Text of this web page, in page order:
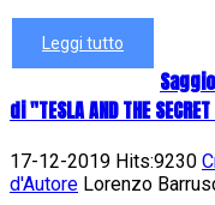
Leggi tutto
di "TESLA AND THE SECRET
17-12-2019 Hits:9230
d'Autore Lorenzo